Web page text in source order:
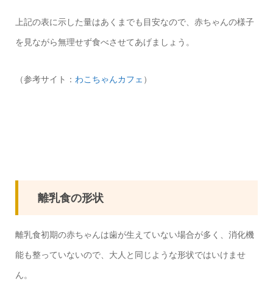
上記の表に示した量はあくまでも目安なので、赤ちゃんの様子
を見ながら無理せず食べさせてあげましょう。
（参考サイト： わこちゃんカフェ ）
離乳食の形状
離乳食初期の赤ちゃんは歯が生えていない場合が多く、消化機
能も整っていないので、大人と同じような形状ではいけませ
ん。